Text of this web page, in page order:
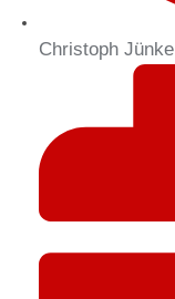
Christoph Jünke